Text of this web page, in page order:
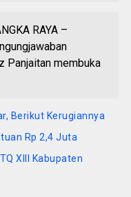
RAYA –
Panjaitan membuka
Berikut Kerugiannya
Rp 2,4 Juta
XIII Kabupaten